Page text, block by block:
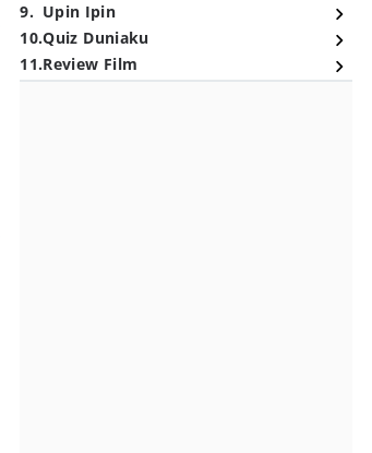
9. Upin Ipin
10.Quiz Duniaku
11.Review Film